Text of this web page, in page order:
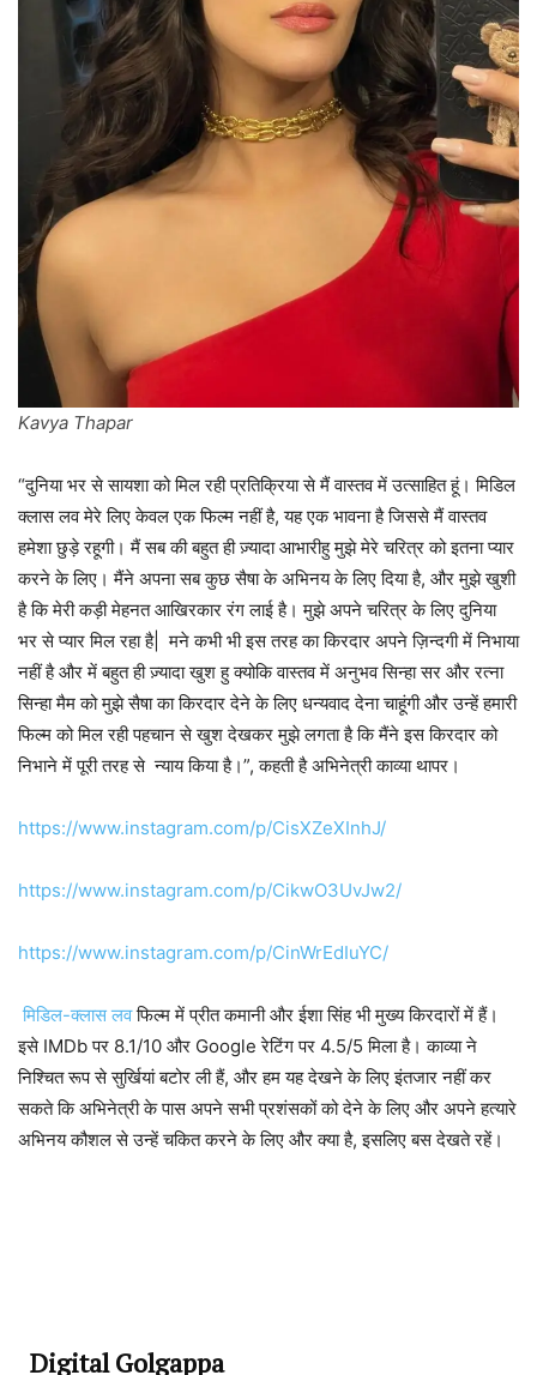
Kavya Thapar
“दुनिया भर से सायशा को मिल रही प्रतिक्रिया से मैं वास्तव में उत्साहित हूं। मिडिल
क्लास लव मेरे लिए केवल एक फिल्म नहीं है, यह एक भावना है जिससे मैं वास्तव
हमेशा छुड़े रहूगी। मैं सब की बहुत ही ज़्यादा आभारीहु मुझे मेरे चरित्र को इतना प्यार
करने के लिए। मैंने अपना सब कुछ सैषा के अभिनय के लिए दिया है, और मुझे खुशी
है कि मेरी कड़ी मेहनत आखिरकार रंग लाई है। मुझे अपने चरित्र के लिए दुनिया
भर से प्यार मिल रहा है| मने कभी भी इस तरह का किरदार अपने ज़िन्दगी में निभाया
नहीं है और में बहुत ही ज़्यादा खुश हु क्योकि वास्तव में अनुभव सिन्हा सर और रत्ना
सिन्हा मैम को मुझे सैषा का किरदार देने के लिए धन्यवाद देना चाहूंगी और उन्हें हमारी
फिल्म को मिल रही पहचान से खुश देखकर मुझे लगता है कि मैंने इस किरदार को
निभाने में पूरी तरह से न्याय किया है।”, कहती है अभिनेत्री काव्या थापर।
https://www.instagram.com/p/CisXZeXInhJ/
https://www.instagram.com/p/CikwO3UvJw2/
https://www.instagram.com/p/CinWrEdIuYC/
मिडिल-क्लास लवफिल्म में प्रीत कमानी और ईशा सिंह भी मुख्य किरदारों में हैं।
इसे IMDb पर 8.1/10 और Google रेटिंग पर 4.5/5 मिला है। काव्या ने
निश्चित रूप से सुर्खियां बटोर ली हैं, और हम यह देखने के लिए इंतजार नहीं कर
सकते कि अभिनेत्री के पास अपने सभी प्रशंसकों को देने के लिए और अपने हत्यारे
अभिनय कौशल से उन्हें चकित करने के लिए और क्या है, इसलिए बस देखते रहें।
Digital Golgappa